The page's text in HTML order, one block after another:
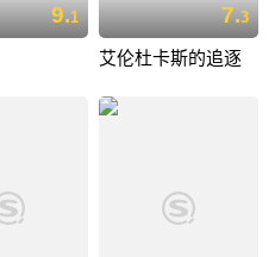
9.1 7.3
艾伦杜卡斯的追逐